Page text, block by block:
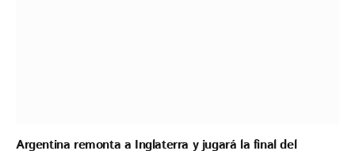
Argentina remonta a Inglaterra y jugará la final del